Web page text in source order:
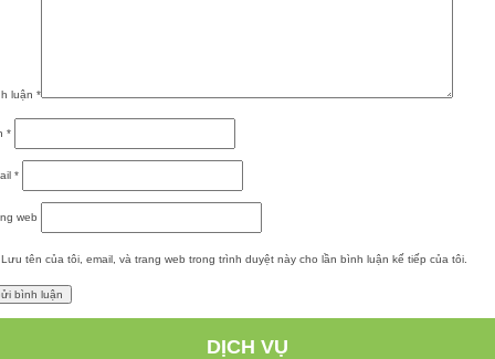
luận *
*
*
web
Lưu tên của tôi, email, và trang web trong trình duyệt này cho lần bình luận kế tiếp của tôi.
DỊCH VỤ